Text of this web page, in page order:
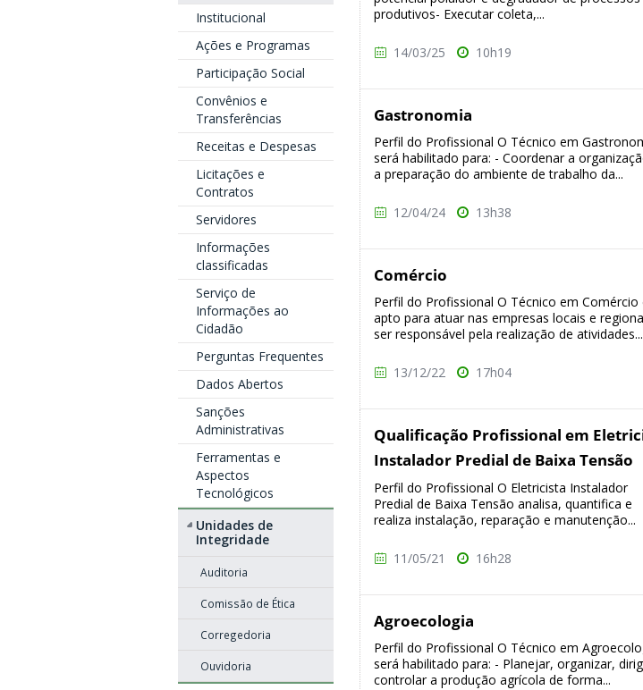
Institucional
Ações e Programas
Participação Social
Convênios e
Transferências
Receitas e Despesas
Licitações e
Contratos
Servidores
Informações
classificadas
Serviço de
Informações ao
Cidadão
Perguntas Frequentes
Dados Abertos
Sanções
Administrativas
Ferramentas e
Aspectos
Tecnológicos
Unidades de
Integridade
Auditoria
Comissão de Ética
Corregedoria
Ouvidoria
produtivos- Executar coleta,...
14/03/25 10h19
Gastronomia
Perfil do Profissional O Técnico em
será habilitado para: - Coordenar a
a preparação do ambiente de trabalho da...
12/04/24 13h38
Comércio
Perfil do Profissional O Técnico em Comércio
apto para atuar nas empresas locais e
ser responsável pela realização de atividades...
13/12/22 17h04
Qualificação Profissional em
Instalador Predial de Baixa Tensão
Perfil do Profissional O Eletricista Instalador
Predial de Baixa Tensão analisa, quantifica e
realiza instalação, reparação e manutenção...
11/05/21 16h28
Agroecologia
Perfil do Profissional O Técnico em
será habilitado para: - Planejar, organizar,
controlar a produção agrícola de forma...